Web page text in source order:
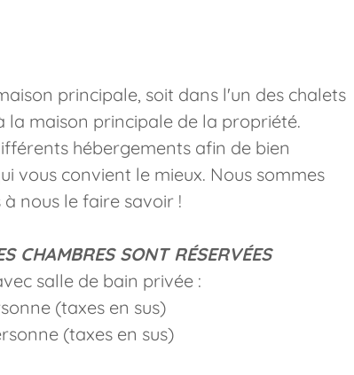
principale, soit dans l'un des chalets
la maison principale de la propriété.
hébergements afin de bien
vous convient le mieux. Nous sommes
nous le faire savoir !
CHAMBRES SONT RÉSERVÉES
salle de bain privée :
(taxes en sus)
(taxes en sus)